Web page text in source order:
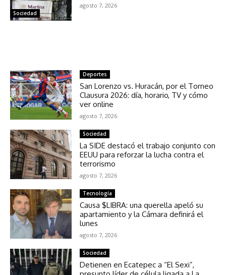
Sociedad
agosto 7, 2026
Deportes
San Lorenzo vs. Huracán, por el Torneo
Clausura 2026: día, horario, TV y cómo
ver online
agosto 7, 2026
Sociedad
La SIDE destacó el trabajo conjunto con
EEUU para reforzar la lucha contra el
terrorismo
agosto 7, 2026
Tecnología
Causa $LIBRA: una querella apeló su
apartamiento y la Cámara definirá el
lunes
agosto 7, 2026
Sociedad
Detienen en Ecatepec a “El Sexi”,